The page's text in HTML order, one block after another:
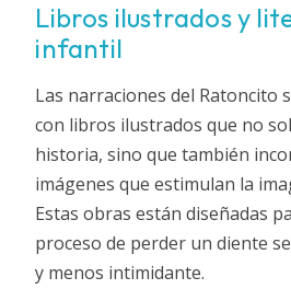
Libros ilustrados y
infantil
Las narraciones del Ratoncito
con libros ilustrados que no
historia, sino que también
imágenes que estimulan la
Estas obras están diseñadas
proceso de perder un diente
y menos intimidante.